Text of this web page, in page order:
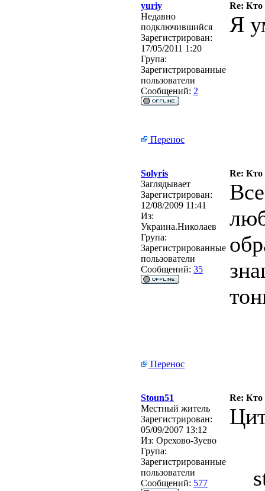
yuriy
Re: Кто
Недавно
подключившийся
Зарегистрирован:
17/05/2011 1:20
Група:
Зарегистрированные
пользователи
Сообщений: 2
Я
Перенос
Solyris
Re: Кто
Заглядывает
Зарегистрирован:
12/08/2009 11:41
Из:
Украина.Николаев
Група:
Зарегистрированные
пользователи
Сообщений: 35
Перенос
Stoun51
Re: Кто
Местный житель
Зарегистрирован:
05/09/2007 13:12
Из: Орехово-Зуево
Група:
Зарегистрированные
пользователи
Сообщений: 577